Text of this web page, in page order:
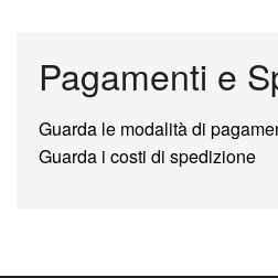
Pagamenti e
Guarda le modalità di
Guarda i costi di spedizione